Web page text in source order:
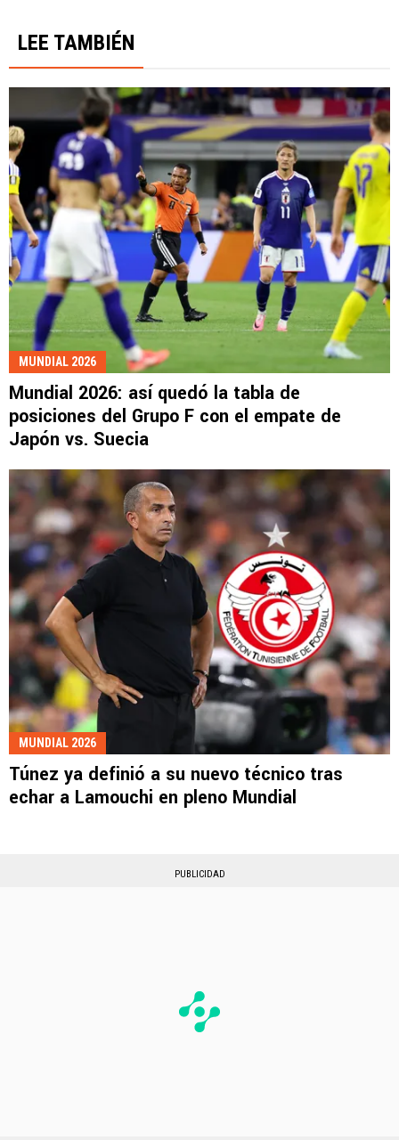
LEE TAMBIÉN
MUNDIAL 2026
Mundial 2026: así quedó la tabla de
posiciones del Grupo F con el empate de
Japón vs. Suecia
MUNDIAL 2026
Túnez ya definió a su nuevo técnico tras
echar a Lamouchi en pleno Mundial
PUBLICIDAD